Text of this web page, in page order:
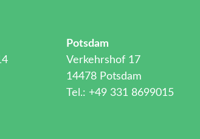
Potsdam
Verkehrshof 17
14478 Potsdam
Tel.: +49 331 8699015